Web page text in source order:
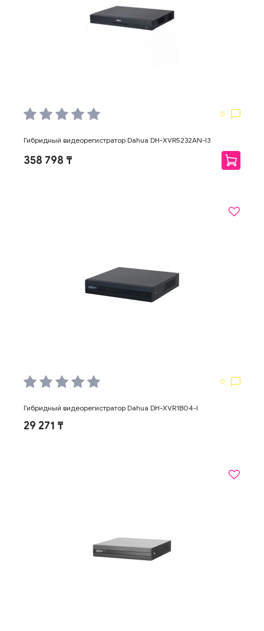
0
Гибридный видеорегистратор Dahua DH-XVR5232AN-I3
358 798 ₸
0
Гибридный видеорегистратор Dahua DH-XVR1B04-I
29 271 ₸